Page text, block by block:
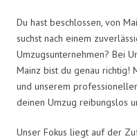
Du hast beschlossen, von
suchst nach einem
Umzugsunternehmen? Bei
Mainz bist du genau richtig!
und unserem
deinen Umzug reibungslos
Unser Fokus liegt auf der